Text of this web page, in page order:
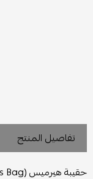
تفاصيل المنتج